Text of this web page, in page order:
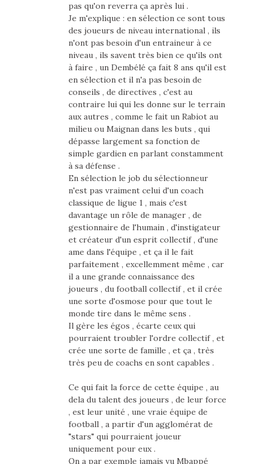
pas qu'on reverra ça après lui .
Je m'explique : en sélection ce sont tous
des joueurs de niveau international , ils
n'ont pas besoin d'un entraineur à ce
niveau , ils savent très bien ce qu'ils ont
à faire , un Dembélé ça fait 8 ans qu'il est
en sélection et il n'a pas besoin de
conseils , de directives , c'est au
contraire lui qui les donne sur le terrain
aux autres , comme le fait un Rabiot au
milieu ou Maignan dans les buts , qui
dépasse largement sa fonction de
simple gardien en parlant constamment
à sa défense .
En sélection le job du sélectionneur
n'est pas vraiment celui d'un coach
classique de ligue 1 , mais c'est
davantage un rôle de manager , de
gestionnaire de l'humain , d'instigateur
et créateur d'un esprit collectif , d'une
ame dans l'équipe , et ça il le fait
parfaitement , excellemment même , car
il a une grande connaissance des
joueurs , du football collectif , et il crée
une sorte d'osmose pour que tout le
monde tire dans le même sens .
Il gère les égos , écarte ceux qui
pourraient troubler l'ordre collectif , et
crée une sorte de famille , et ça , très
très peu de coachs en sont capables .
Ce qui fait la force de cette équipe , au
dela du talent des joueurs , de leur force
, est leur unité , une vraie équipe de
football , a partir d'un agglomérat de
"stars" qui pourraient joueur
uniquement pour eux .
On a par exemple jamais vu Mbappé